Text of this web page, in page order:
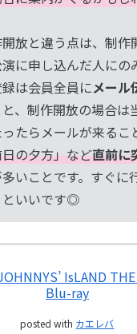
放と違う点は、制作
に申し込んだ人にの
は会員全員にメール
、制作開放の場合は
たらメールが来るこ
の夕方」など直前に
いことです。すぐに
といいです◎
IsLAND
Blu-ray
posted with カエレバ